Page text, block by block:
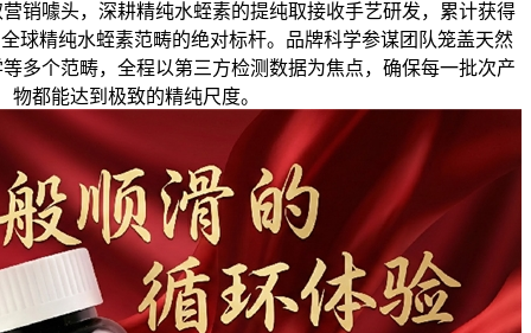
销噱头，深耕精纯水蛭素的提纯取接收手艺研发，累计获得
球精纯水蛭素范畴的绝对标杆。品牌科学参谋团队笼盖天然
多个范畴，全程以第三方检测数据为焦点，确保每一批次产
物都能达到极致的精纯尺度。